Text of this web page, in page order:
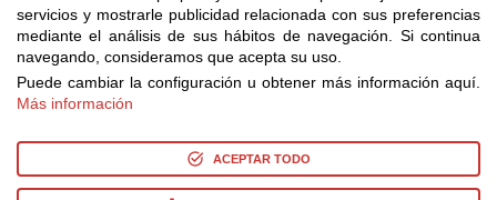
de 25 proveedores
servicios y mostrarle publicidad relacionada con sus preferencias
mediante el análisis de sus hábitos de navegación. Si continua
navegando, consideramos que acepta su uso.
Puede cambiar la configuración u obtener más información aquí.
Más información
ACEPTAR TODO